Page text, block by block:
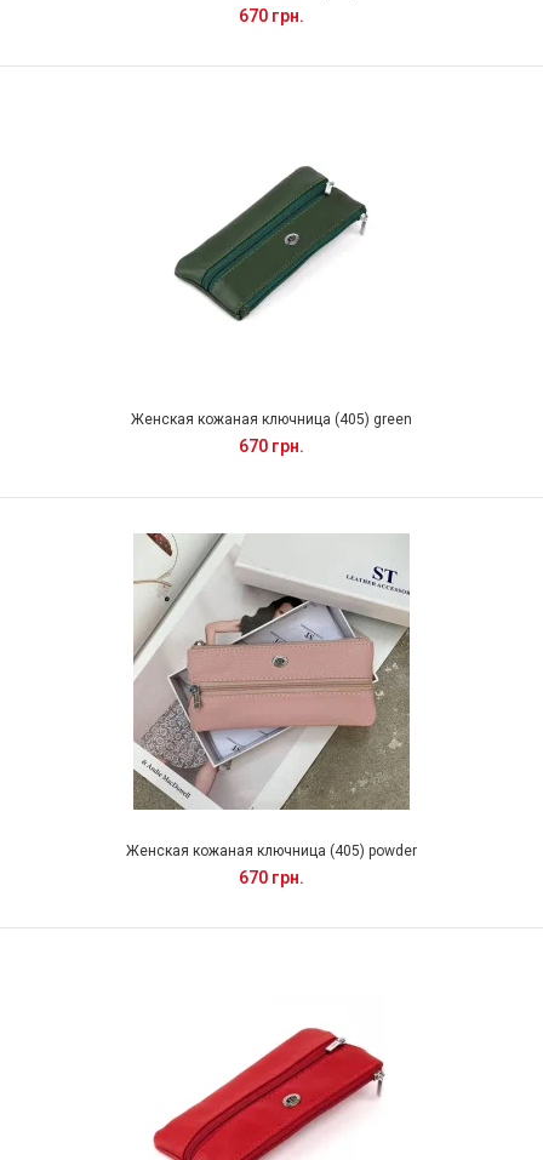
670 грн.
Женская кожаная ключница (405) green
670 грн.
Женская кожаная ключница (405) powder
670 грн.